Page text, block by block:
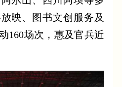
映、图书文创服务及
160场次，惠及官兵近